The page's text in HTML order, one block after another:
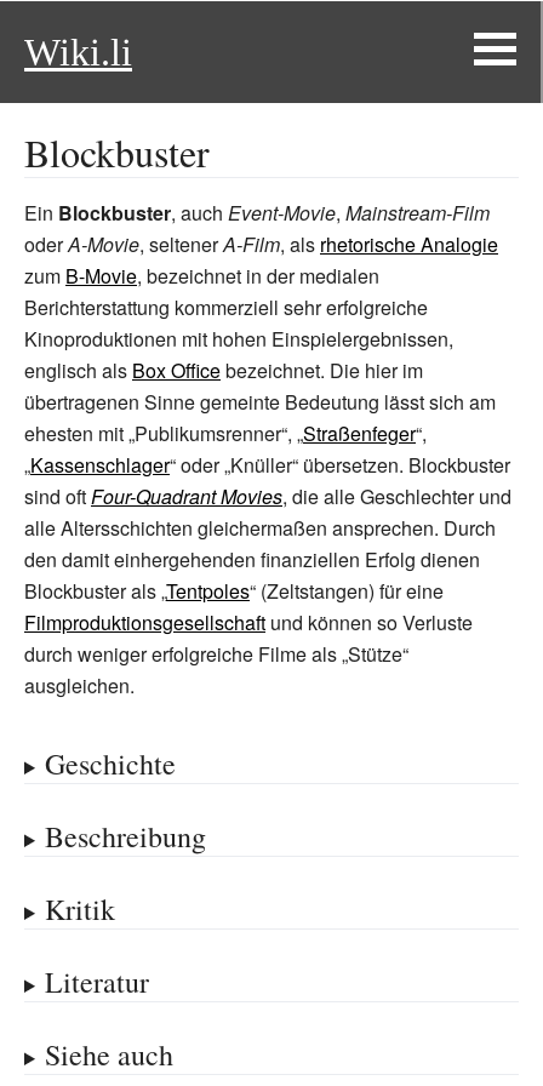
Wiki.li
Blockbuster
Ein Blockbuster, auch Event-Movie, Mainstream-Film
oderA-Movie, seltenerA-Film, als rhetorische Analogie
zum B-Movie, bezeichnet in der medialen
Berichterstattung kommerziell sehr erfolgreiche
Kinoproduktionen mit hohen Einspielergebnissen,
englisch als Box Officebezeichnet. Die hier im
übertragenen Sinne gemeinte Bedeutung lässt sich am
ehesten mit „Publikumsrenner“, „Straßenfeger“,
„Kassenschlager“ oder „Knüller“ übersetzen. Blockbuster
sind oftFour-Quadrant Movies, die alle Geschlechter und
alle Altersschichten gleichermaßen ansprechen. Durch
den damit einhergehenden finanziellen Erfolg dienen
Blockbuster als „Tentpoles“ (Zeltstangen) für eine
Filmproduktionsgesellschaft und können so Verluste
durch weniger erfolgreiche Filme als „Stütze“
ausgleichen.
Geschichte
Beschreibung
Kritik
Literatur
Siehe auch